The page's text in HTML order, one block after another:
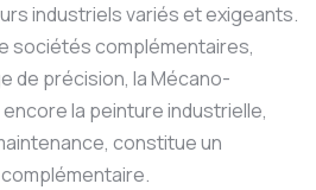
industriels variés et exigeants.
sociétés complémentaires,
de précision, la Mécano-
la peinture industrielle,
constitue un